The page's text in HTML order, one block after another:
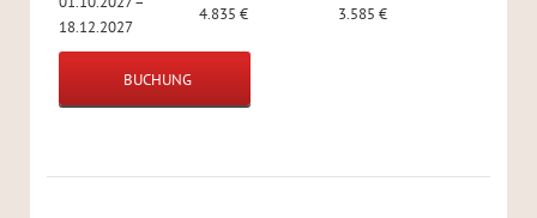
18.12.2027
4.835 € 3.585 €
BUCHUNG